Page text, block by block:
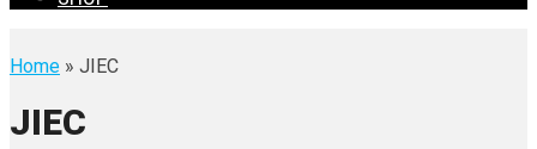
Home » JIEC
JIEC